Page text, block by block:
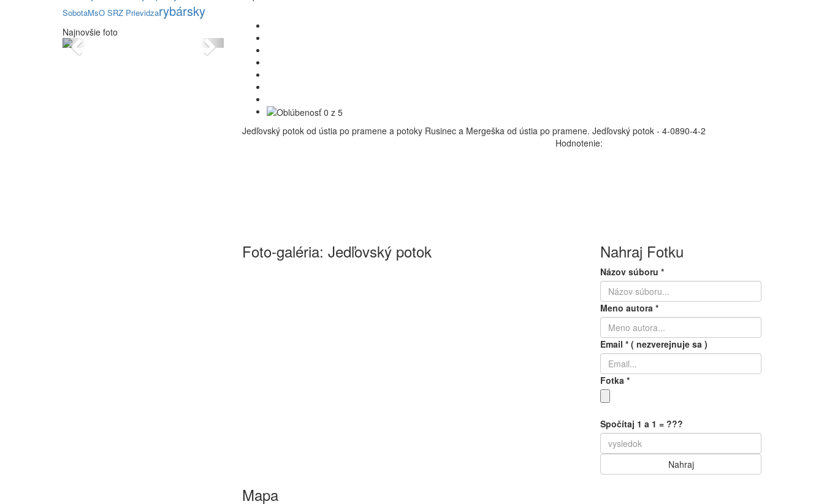
SobotaMsO SRZ Prievidzarybársky
Najnovšie foto
Previous Next
Jedľovský potok od ústia po pramene a potoky Rusinec a Mergeška od ústia po pramene. Jedľovský potok - 4-0890-4-2
Hodnotenie:
Foto-galéria: Jedľovský potok Nahraj Fotku
Názov súboru*
Meno autora*
Email* ( nezverejnuje sa )
Fotka*
Spočítaj 1 a 1 = ???
Mapa